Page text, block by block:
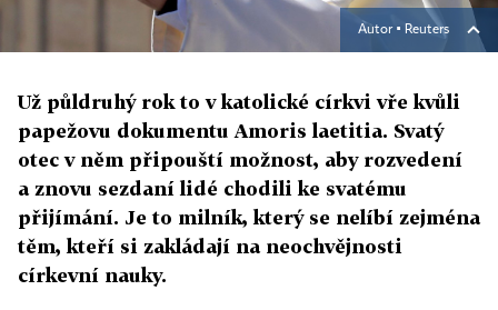
Autor ▪ Reuters
Už půldruhý rok to v katolické církvi vře kvůli
papežovu dokumentu Amoris laetitia. Svatý
otec v něm připouští možnost, aby rozvedení
a znovu sezdaní lidé chodili ke svatému
přijímání. Je to milník, který se nelíbí zejména
těm, kteří si zakládají na neochvějnosti
církevní nauky.